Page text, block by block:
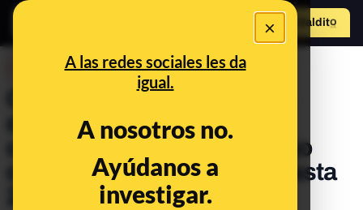
×
A las redes sociales les da
igual.
A nosotros no.
Ayúdanos a
investigar.
Hazte Maldito
Cuidado con los mensajes
directos de Twitter que te
ofrecen un supuesto trabajo
con el que puedes ganar hasta
200 dólares al día